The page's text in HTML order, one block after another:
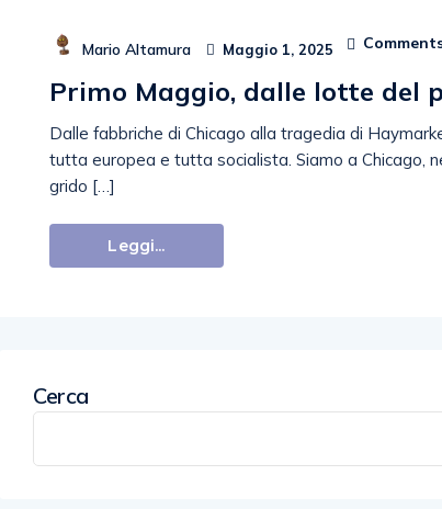
Mario Altamura Maggio 1, 2025
Primo Maggio, dalle lotte del
Dalle fabbriche di Chicago alla tragedia di
tutta europea e tutta socialista. Siamo a Chicago,
grido […]
Leggi...
Cerca